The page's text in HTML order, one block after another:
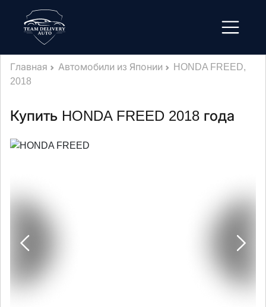
Главная Автомобили из Японии
HONDA FREED,
2018
Купить HONDA FREED 2018 года